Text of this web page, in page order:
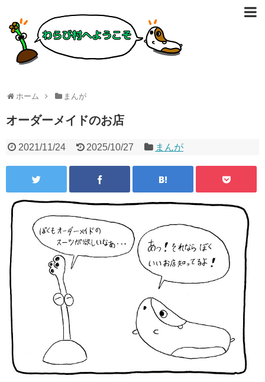
ホーム まんが
オーダーメイドのお店
2021/11/24 2025/10/27 まんが